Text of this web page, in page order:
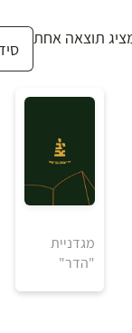
תוצאה אחת
למידע
מגדניית
"הדר"